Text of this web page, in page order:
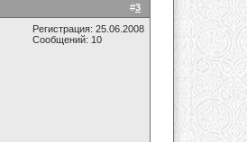
#3
Регистрация: 25.06.2008
Сообщений: 10